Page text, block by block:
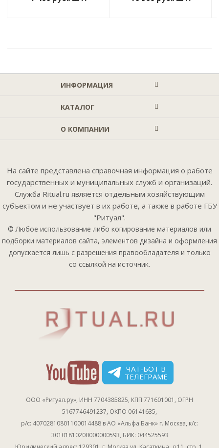
ИНФОРМАЦИЯ
КАТАЛОГ
О КОМПАНИИ
На сайте представлена справочная информация о работе
государственных и муниципальных служб и организаций.
Служба Ritual.ru является отдельным хозяйствующим
субъектом и не участвует в их работе, а также в работе ГБУ
"Ритуал".
© Любое использование либо копирование материалов или
подборки материалов сайта, элементов дизайна и оформления
допускается лишь с разрешения правообладателя и только
со ссылкой на источник.
ЧАТ-БОТ В
ТЕЛЕГРАМЕ
ООО «Ритуал.ру», ИНН 7704385825, КПП 771601001, ОГРН
5167746491237, ОКПО 06141635,
р/с: 40702810801100014488 в АО «Альфа Банк» г. Москва, к/с:
30101810200000000593, БИК: 044525593